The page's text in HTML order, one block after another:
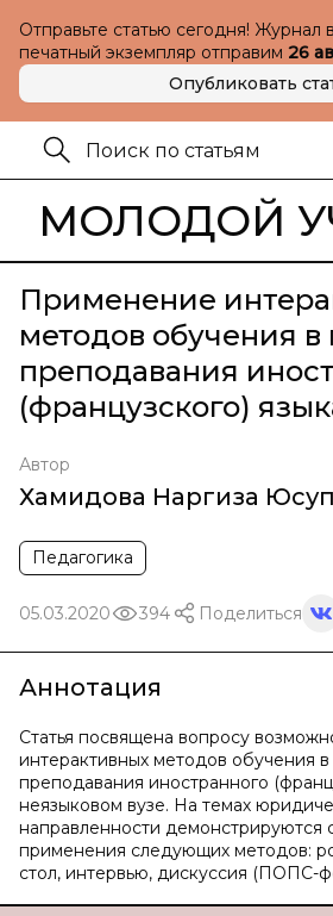
Отправьте статью сегодня! Журнал
печатный экземпляр отправим 26
Опубликовать
МОЛОДОЙ
Применение
методов обучения в
преподавания
(французского)
Автор
Хамидова Наргиза
Педагогика
05.03.2020 394 Поделиться
Аннотация
Статья посвящена вопросу
интерактивных методов обучения
преподавания иностранного
неязыковом вузе. На темах
направленности демонстрируются
применения следующих методов:
стол, интервью, дискуссия (ПОПС-